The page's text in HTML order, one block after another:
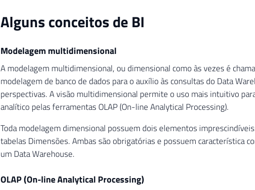
Alguns conceitos de BI
Modelagem multidimensional
A modelagem multidimensional, ou dimensional como às vezes é
modelagem de banco de dados para o auxílio às consultas do Data
perspectivas. A visão multidimensional permite o uso mais intuitivo
analítico pelas ferramentas OLAP (On-line Analytical Processing).
Toda modelagem dimensional possuem dois elementos
tabelas Dimensões. Ambas são obrigatórias e possuem característica
um Data Warehouse.
OLAP (On-line Analytical Processing)